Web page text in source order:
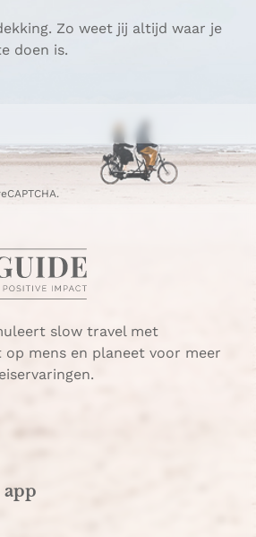
Zo weet jij altijd waar je
doen is.
slow travel met
op mens en planeet voor meer
app